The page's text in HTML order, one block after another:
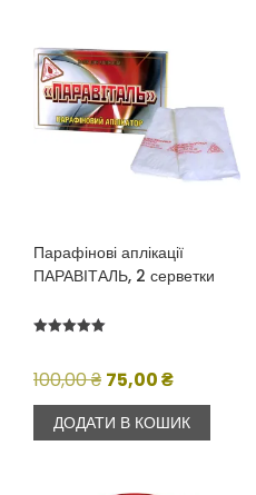
Парафінові аплікації
ПАРАВІТАЛЬ, 2 серветки
з 5
100,00₴ Оригінальна
ціна:
100,00 ₴.
75,00₴Поточна
ціна:
75,00 ₴.
ДОДАТИ В КОШИК